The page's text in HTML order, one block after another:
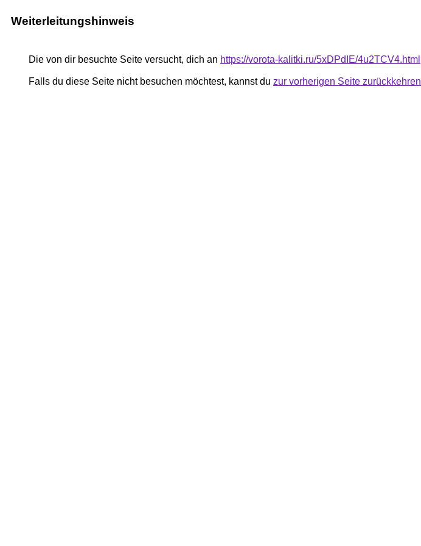
Weiterleitungshinweis
Die von dir besuchte Seite versucht, dich an https://vorota-kalitki.ru/5xDPdIE/4u2TCV4.html
Falls du diese Seite nicht besuchen möchtest, kannst du zur vorherigen Seite zurückkehren